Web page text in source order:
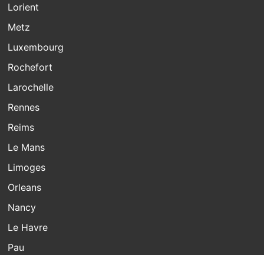
Lorient
Metz
Luxembourg
Rochefort
Larochelle
Rennes
Reims
Le Mans
Limoges
Orleans
Nancy
Le Havre
Pau